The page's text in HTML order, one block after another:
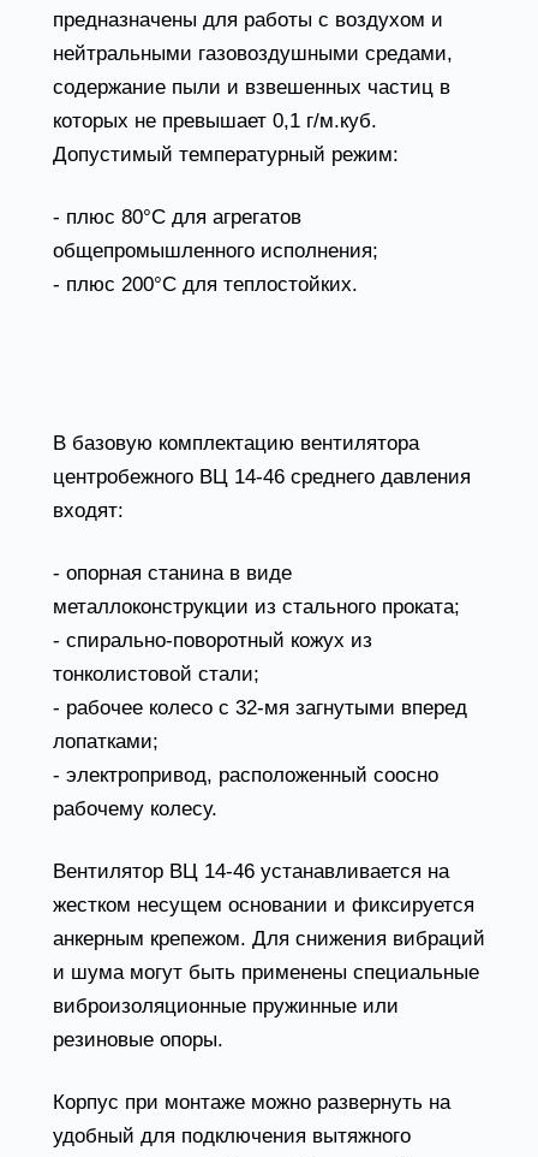
предназначены для работы с воздухом и
нейтральными газовоздушными средами,
содержание пыли и взвешенных частиц в
которых не превышает 0,1 г/м.куб.
Допустимый температурный режим:
- плюс 80°С для агрегатов
общепромышленного исполнения;
- плюс 200°С для теплостойких.
В базовую комплектацию вентилятора
центробежного ВЦ 14-46 среднего давления
входят:
- опорная станина в виде
металлоконструкции из стального проката;
- спирально-поворотный кожух из
тонколистовой стали;
- рабочее колесо с 32-мя загнутыми вперед
лопатками;
- электропривод, расположенный соосно
рабочему колесу.
Вентилятор ВЦ 14-46 устанавливается на
жестком несущем основании и фиксируется
анкерным крепежом. Для снижения вибраций
и шума могут быть применены специальные
виброизоляционные пружинные или
резиновые опоры.
Корпус при монтаже можно развернуть на
удобный для подключения вытяжного